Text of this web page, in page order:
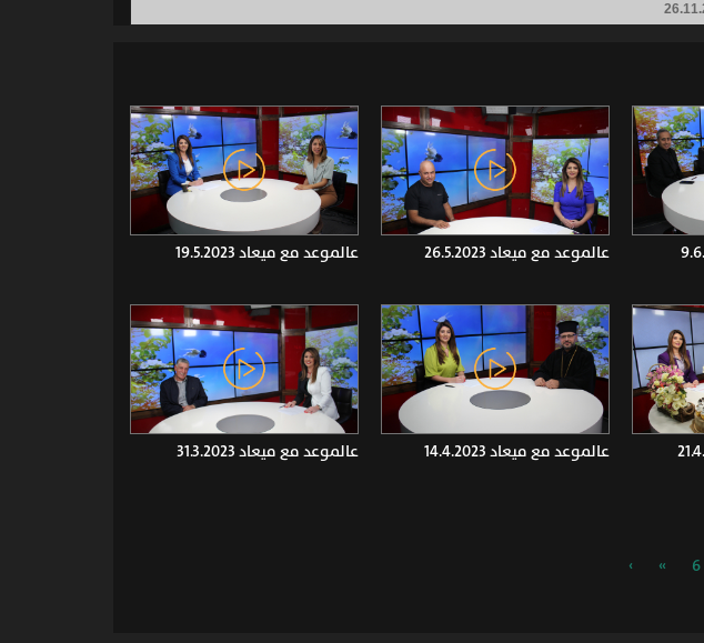
عالموعد مع ميعاد 26.5.2023 عالموعد مع ميعاد 19.5.2023
عالموعد مع ميعاد 14.4.2023 عالموعد مع ميعاد 31.3.2023
6
»
›